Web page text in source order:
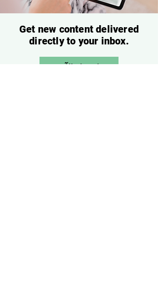
Get new content delivered
directly to your inbox.
إشترك الآن